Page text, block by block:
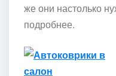
же они настолько
подробнее.